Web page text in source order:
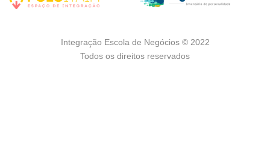
Integração Escola de Negócios © 2022
Todos os direitos reservados